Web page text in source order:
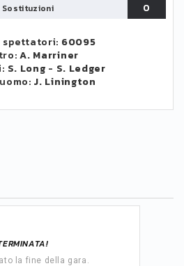
Sostituzioni 0
spettatori: 60095
A. Marriner
S. Long - S. Ledger
J. Linington
la fine della gara.